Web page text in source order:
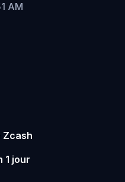
AM
Zcash
1 jour